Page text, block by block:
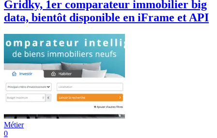
Gridky, 1er comparateur immobilier big
data, bientôt disponible en iFrame et API
Métier
0